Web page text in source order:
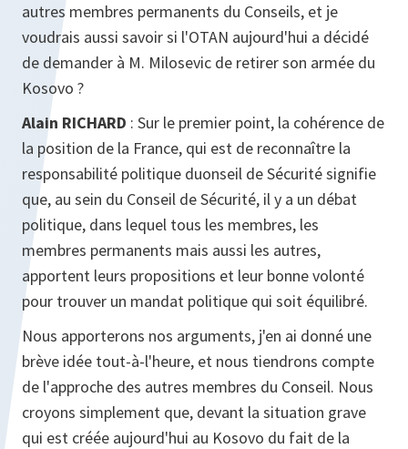
autres membres permanents du Conseils, et je
voudrais aussi savoir si l'OTAN aujourd'hui a décidé
de demander à M. Milosevic de retirer son armée du
Kosovo ?
Alain RICHARD : Sur le premier point, la cohérence de
la position de la France, qui est de reconnaître la
responsabilité politique duonseil de Sécurité signifie
que, au sein du Conseil de Sécurité, il y a un débat
politique, dans lequel tous les membres, les
membres permanents mais aussi les autres,
apportent leurs propositions et leur bonne volonté
pour trouver un mandat politique qui soit équilibré.
Nous apporterons nos arguments, j'en ai donné une
brève idée tout-à-l'heure, et nous tiendrons compte
de l'approche des autres membres du Conseil. Nous
croyons simplement que, devant la situation grave
qui est créée aujourd'hui au Kosovo du fait de la